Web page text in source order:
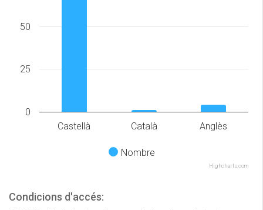
Nombre
Castellà Català Anglès
0
25
50
Highcharts.com
Condicions d'accés: